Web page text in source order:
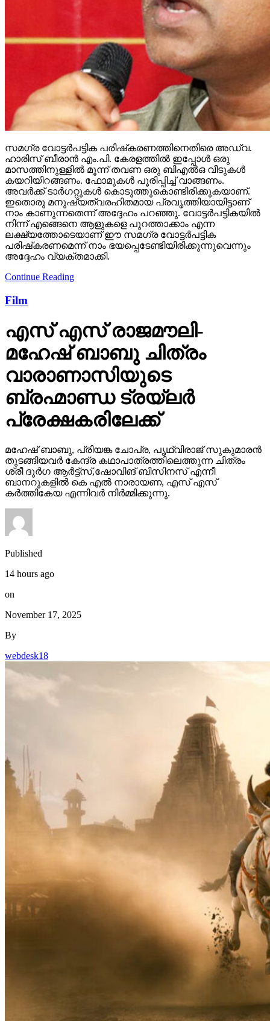
സമഗ്ര വോട്ടര്‍പട്ടിക പരിഷ്‌കരണത്തിനെതിരെ അഡ്വ.
ഹാരിസ് ബീരാന്‍ എം.പി. കേരളത്തില്‍ ഇപ്പോള്‍ ഒരു
മാസത്തിനുള്ളില്‍ മൂന്ന് തവണ ഒരു ബിഎല്‍ഒ വീടുകള്‍
കയറിയിറങ്ങണം. ഫോമുകള്‍ പൂരിപ്പിച്ച് വാങ്ങണം.
അവര്‍ക്ക് ടാര്‍ഗറ്റുകള്‍ കൊടുത്തുകൊണ്ടിരിക്കുകയാണ്.
ഇതൊരു മനുഷ്യത്വരഹിതമായ പ്രവൃത്തിയായിട്ടാണ്
നാം കാണുന്നതെന്ന് അദ്ദേഹം പറഞ്ഞു. വോട്ടര്‍പട്ടികയില്‍
നിന്ന് എങ്ങെനെ ആളുകളെ പുറത്താക്കാം എന്ന
ലക്ഷ്യത്തോടെയാണ് ഈ സമഗ്ര വോട്ടര്‍പട്ടിക
പരിഷ്‌കരണമെന്ന് നാം ഭയപ്പെടേണ്ടിയിരിക്കുന്നുവെന്നും
അദ്ദേഹം വ്യക്തമാക്കി.
Continue Reading
Film
എസ് എസ് രാജമൗലി-
മഹേഷ് ബാബു ചിത്രം
വാരാണാസിയുടെ
ബ്രഹ്മാണ്ഡ ട്രയ്ലർ
പ്രേക്ഷകരിലേക്ക്
മഹേഷ് ബാബു, പ്രിയങ്ക ചോപ്ര, പൃഥ്വിരാജ് സുകുമാരൻ
തുടങ്ങിയവർ കേന്ദ്ര കഥാപാത്രത്തിലെത്തുന്ന ചിത്രം
ശ്രീ ദുർഗ ആർട്ട്സ്,ഷോവിങ് ബിസിനസ് എന്നീ
ബാനറുകളിൽ കെ എൽ നാരായണ, എസ് എസ്
കർത്തികേയ എന്നിവർ നിർമ്മിക്കുന്നു.
Published
14 hours ago
on
November 17, 2025
By
webdesk18